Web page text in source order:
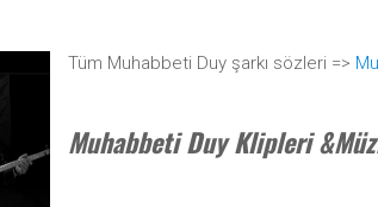
Tüm Muhabbeti Duy şarkı sözleri =>
Muhabbeti Duy Klipleri